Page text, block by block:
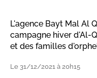
L'agence Bayt Mal Al
campagne hiver d'Al-
et des familles
Le 31/12/2021 à 20h15